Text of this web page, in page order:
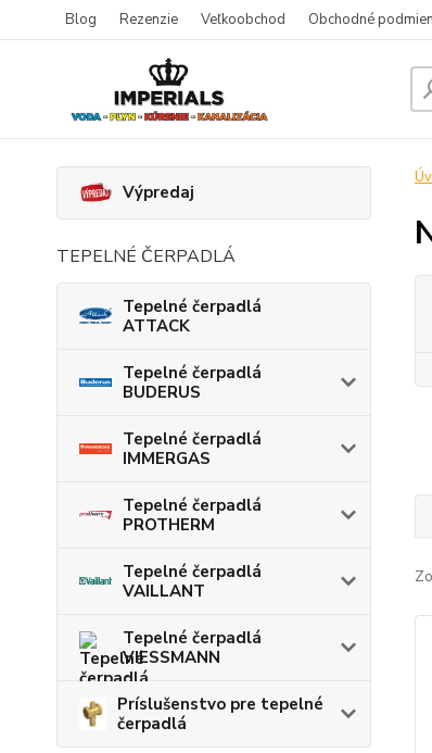
Blog Rezenzie Veľkoobchod Obchodné
Výpredaj
TEPELNÉ ČERPADLÁ
Tepelné čerpadlá
ATTACK
Tepelné čerpadlá
BUDERUS
Tepelné čerpadlá
IMMERGAS
Tepelné čerpadlá
PROTHERM
Tepelné čerpadlá
VAILLANT
Tepelné čerpadlá
VIESSMANN
Príslušenstvo pre tepelné
čerpadlá